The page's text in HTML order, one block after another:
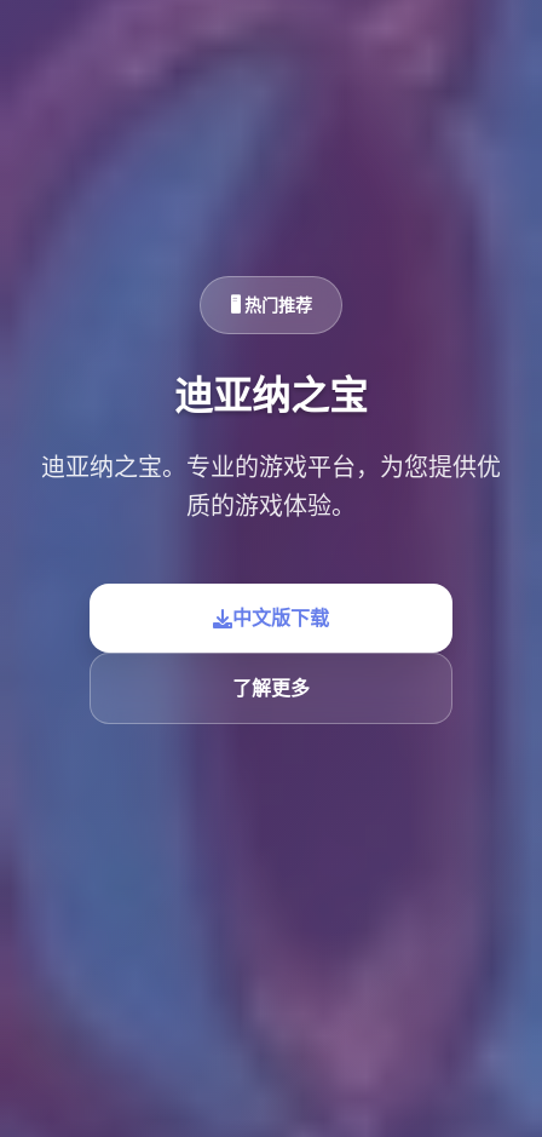
🖥️ 热门推荐
迪亚纳之宝
迪亚纳之宝。专业的游戏平台，为您提供优
质的游戏体验。
中文版下载
了解更多